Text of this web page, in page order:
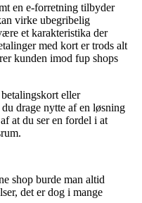
en e-forretning tilbyder
virke ubegribelig
et karakteristika der
med kort er trods alt
kunden imod fup shops
eller
drage nytte af en løsning
at du ser en fordel i at
shop burde man altid
det er dog i mange